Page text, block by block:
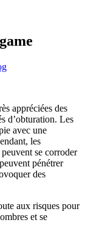
appréciées des
d’obturation. Les
avec une
les
se corroder
pénétrer
des
aux risques pour
et se